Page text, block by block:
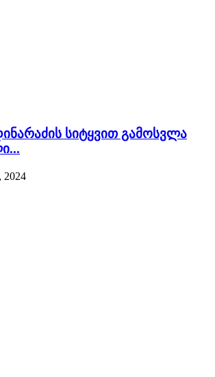
სიტყვით გამოსვლა
2024